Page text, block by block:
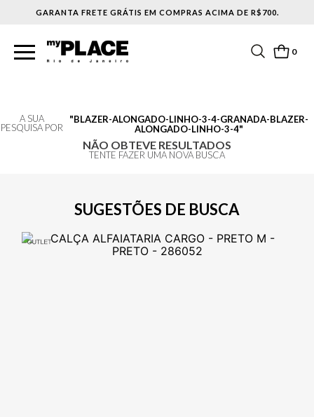
GARANTA FRETE GRÁTIS EM COMPRAS ACIMA DE R$700.
0
A SUA
PESQUISA POR
BLAZER-ALONGADO-LINHO-3-4-GRANADA-BLAZER-
ALONGADO-LINHO-3-4
NÃO OBTEVE RESULTADOS
TENTE FAZER UMA NOVA BUSCA
SUGESTÕES DE BUSCA